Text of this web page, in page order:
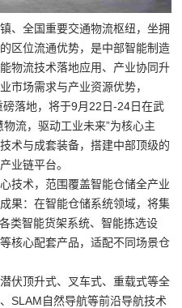
全国重要交通物流枢纽，坐拥
区位流通优势，是中部智能制造
物流技术落地应用、产业协同升
市场需求与产业资源优势，
落地，将于9月22日-24日在武
流，驱动工业未来”为核心主
术与成套装备，搭建中部顶级的
业链平台。
术，范围覆盖智能仓储全产业
果：在智能仓储系统领域，将集
类智能货架系统、智能拣选设
核心配套产品，适配不同场景仓
顶升式、叉车式、重载式等全
SLAM自然导航等前沿导航技术